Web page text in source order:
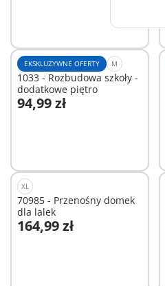
EKSKLUZYWNE OFERTY M
1033 - Rozbudowa szkoły -
dodatkowe piętro
94,99 zł
Dodaj do koszyka
XL
70985 - Przenośny domek
dla lalek
164,99 zł
Dodaj do koszyka